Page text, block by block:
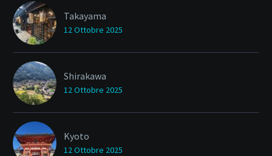
Takayama
12 Ottobre 2025
Shirakawa
12 Ottobre 2025
Kyoto
12 Ottobre 2025